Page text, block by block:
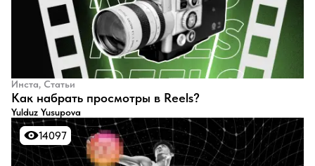
Инста, Статьи
Как набрать просмотры в Reels?
Yulduz Yusupova
14097
14097